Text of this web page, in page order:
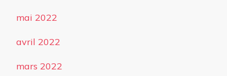
mai 2022
avril 2022
mars 2022